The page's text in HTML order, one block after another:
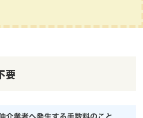
要